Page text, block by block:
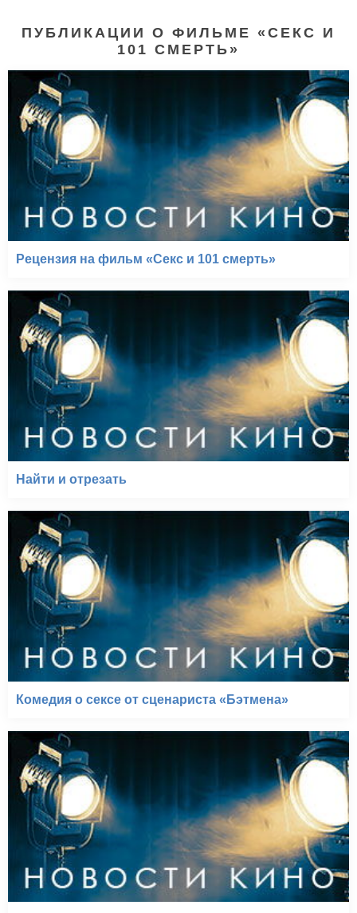
ПУБЛИКАЦИИ О ФИЛЬМЕ «СЕКС И
101 СМЕРТЬ»
Рецензия на фильм «Секс и 101 смерть»
Найти и отрезать
Комедия о сексе от сценариста «Бэтмена»